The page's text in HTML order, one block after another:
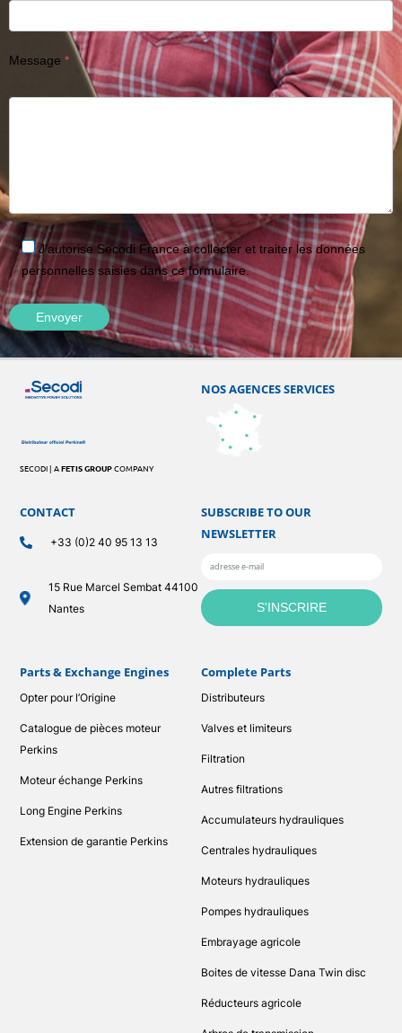
Message
J'autorise Secodi France à collecter et traiter les données
personnelles saisies dans ce formulaire.
SECODI | AFETIS GROUPCOMPANY
Parts & Exchange Engines
Opter pour l’Origine
Catalogue de pièces moteur
Perkins
Moteur échange Perkins
Long Engine Perkins
Extension de garantie Perkins
CONTACT
+33 (0)2 40 95 13 13
15 Rue Marcel Sembat 44100
Nantes
Complete Parts
Distributeurs
Valves et limiteurs
Filtration
Autres filtrations
Accumulateurs hydrauliques
Centrales hydrauliques
Moteurs hydrauliques
Pompes hydrauliques
Embrayage agricole
Boites de vitesse Dana Twin disc
Réducteurs agricole
NOS AGENCES SERVICES
SUBSCRIBE TO OUR
NEWSLETTER